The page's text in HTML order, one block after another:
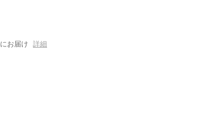
にお届け 詳細